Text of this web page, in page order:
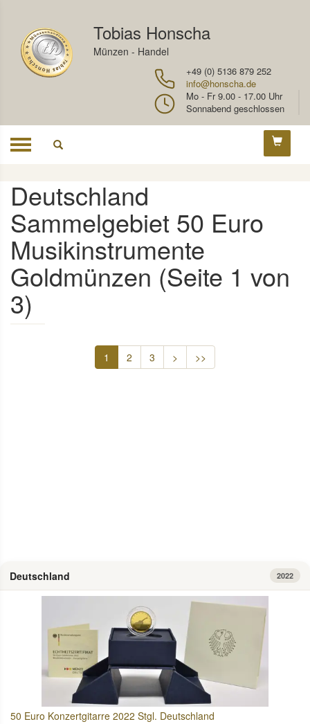
Tobias Honscha
Münzen - Handel
+49 (0) 5136 879 252
info@honscha.de
Mo - Fr 9.00 - 17.00 Uhr
Sonnabend geschlossen
Toggle
Deutschland
Sammelgebiet 50 Euro
Musikinstrumente
Goldmünzen (Seite 1 von
3)
1 2 3 > >>
Deutschland 2022
50 Euro Konzertgitarre 2022 Stgl. Deutschland